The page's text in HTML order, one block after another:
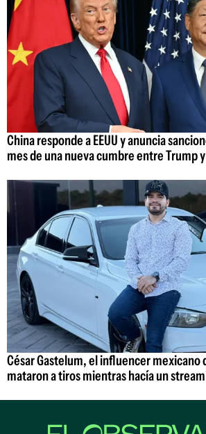
China responde a EEUU y anuncia
mes de una nueva cumbre entre Trump
César Gastelum, el influencer mexicano
mataron a tiros mientras hacía un